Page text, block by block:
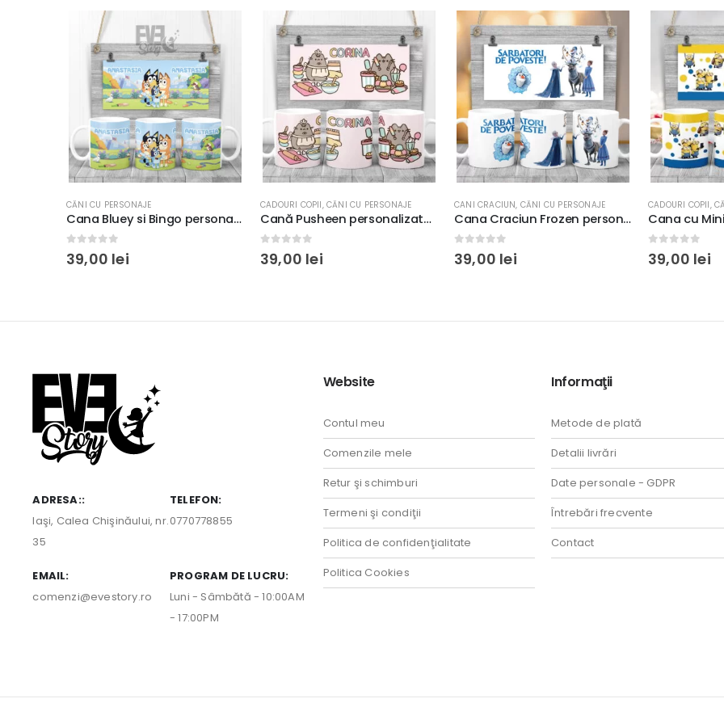
CADOURI COPII,CĂNI CU PERSONAJE
Cană Pusheen personalizată pentru copii, 350ml, rezistentă la spălări, cadou copii
0 out of 5
39,00 lei
CANI CRACIUN, CĂNI CU PERSONAJE
Cana Craciun Frozen personalizată cu mesaj, 350ml, ceramică, model 3
0 out of 5
39,00 lei
CADOURI COPII,CĂNI CU PERSONAJE
Cana cu Minioni personalizată cu nume, 350ml, ceramică, culoare galben cu albastru, cadou copii
0 out of 5
39,00 lei
CĂNI CU
0 out of 5
39,00 lei
ADRESA::
Iaşi, Calea Chişinăului, nr.
35
TELEFON:
0770778855
EMAIL:
comenzi@evestory.ro
PROGRAM DE LUCRU:
Luni - Sâmbătă - 10:00AM
- 17:00PM
Website
Contul meu
Comenzile mele
Retur şi schimburi
Termeni şi condiţii
Politica de confidenţialitate
Politica Cookies
Informaţii
Metode de plată
Detalii livrări
Date personale - GDPR
Întrebări frecvente
Contact